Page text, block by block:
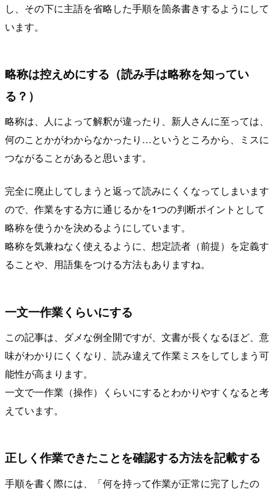
し、その下に主語を省略した手順を箇条書きするようにして
います。
略称は控えめにする（読み手は略称を知ってい
る？）
略称は、人によって解釈が違ったり、新人さんに至っては、
何のことかがわからなかったり…というところから、ミスに
つながることがあると思います。
完全に廃止してしまうと返って読みにくくなってしまいます
ので、作業をする方に通じるかを1つの判断ポイントとして
略称を使うかを決めるようにしています。
略称を気兼ねなく使えるように、想定読者（前提）を定義す
ることや、用語集をつける方法もありますね。
一文一作業くらいにする
この記事は、ダメな例全開ですが、文書が長くなるほど、意
味がわかりにくくなり、読み違えて作業ミスをしてしまう可
能性が高まります。
一文で一作業（操作）くらいにするとわかりやすくなると考
えています。
正しく作業できたことを確認する方法を記載する
手順を書く際には、「何を持って作業が正常に完了したの